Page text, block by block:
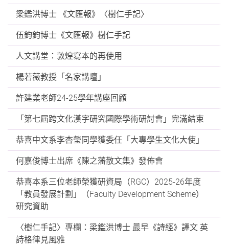
梁鑑洪博士 《文匯報》〈樹仁手記〉
伍鈞鈞博士《文匯報》樹仁手記
人文講堂：敦煌寫本的再使用
楊若薇教授「名家講壇」
許建業老師24-25學年講座回顧
「第七屆跨文化漢字研究國際學術研討會」完滿結束
恭喜中文系李杏瑩同學獲委任「大專學生文化大使」
何嘉俊博士出席《陳之藩散文集》發佈會
恭喜本系三位老師榮獲研資局（RGC）2025-26年度
「教員發展計劃」（Faculty Development Scheme）
研究資助
〈樹仁手記〉專欄：梁鑑洪博士 最早《詩經》譯文 英
詩格律見風雅